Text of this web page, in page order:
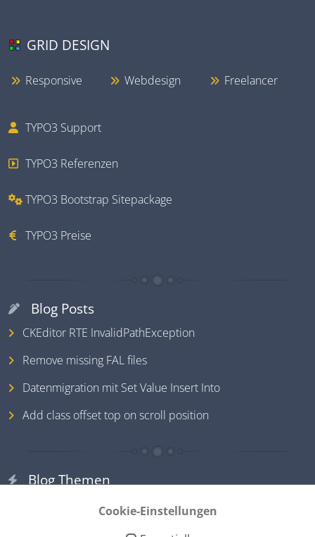
GRID DESIGN
Responsive Webdesign Freelancer
TYPO3 Support
TYPO3 Referenzen
TYPO3 Bootstrap Sitepackage
TYPO3 Preise
Blog Posts
CKEditor RTE InvalidPathException
Remove missing FAL files
Datenmigration mit Set Value Insert Into
Add class offset top on scroll position
Blog Themen
Cookie-Einstellungen